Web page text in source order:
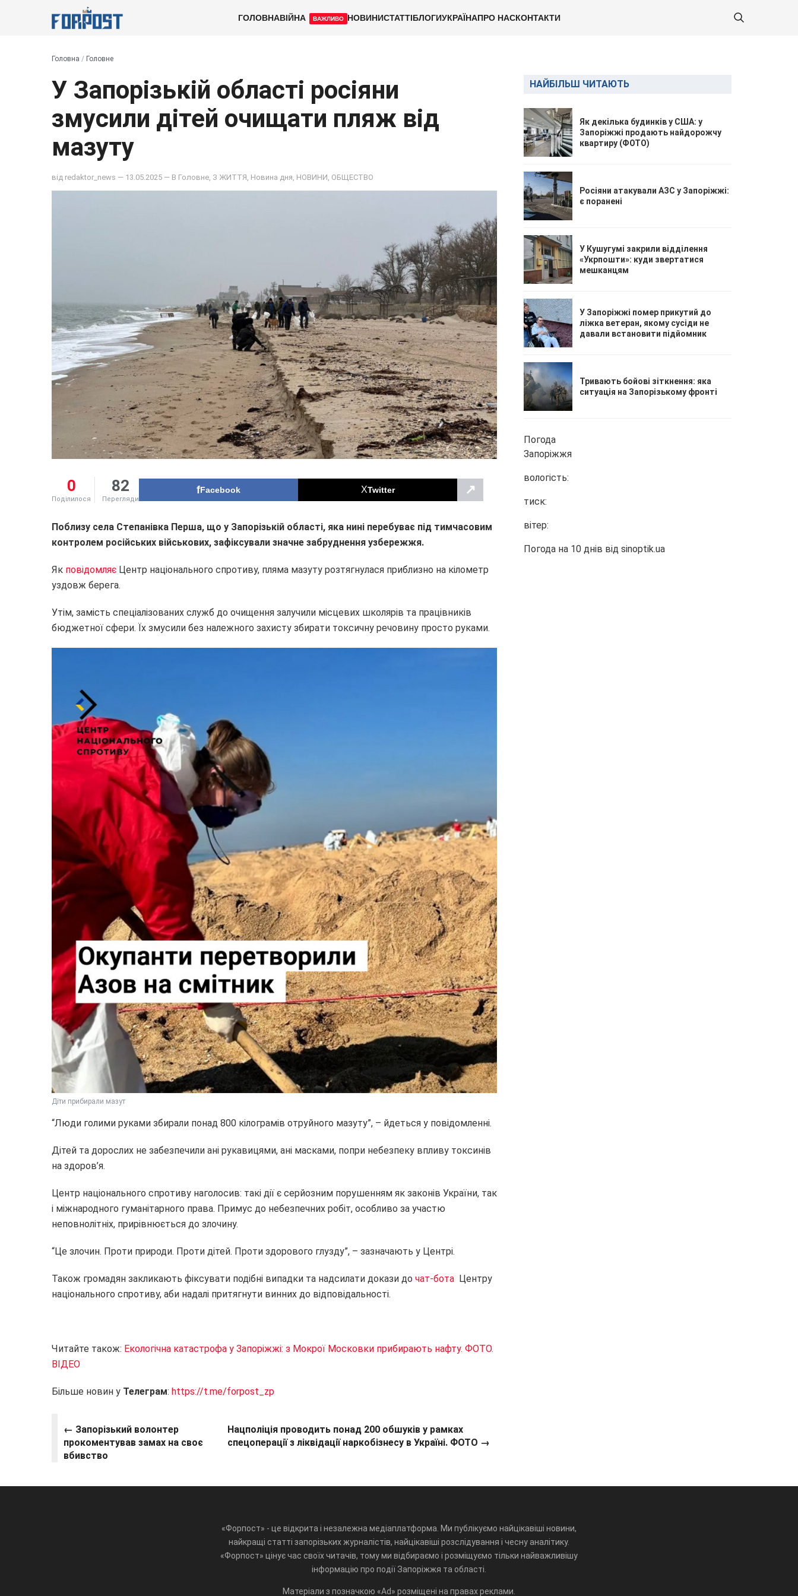
ГОЛОВНАВІЙНА ВАЖЛИВО НОВИНИСТАТТІБЛОГИУКРАЇНАПРО НАСКОНТАКТИ
Головна / Головне
У Запорізькій області росіяни
змусили дітей очищати пляж від
мазуту
від redaktor_news — 13.05.2025 — В Головне З ЖИТТЯ Новина дня НОВИНИ ОБЩЕСТВО
0
Поділилося
82
Перегляди
Facebook Twitter ↗
Поблизу села Степанівка Перша, що у Запорізькій області, яка нині перебуває під тимчасовим
контролем російських військових, зафіксували значне забруднення узбережжя.
Як повідомляє Центр національного спротиву, пляма мазуту розтягнулася приблизно на кілометр
уздовж берега.
Утім, замість спеціалізованих служб до очищення залучили місцевих школярів та працівників
бюджетної сфери. Їх змусили без належного захисту збирати токсичну речовину просто руками.
Діти прибирали мазут
“Люди голими руками збирали понад 800 кілограмів отруйного мазуту”, – йдеться у повідомленні.
Дітей та дорослих не забезпечили ані рукавицями, ані масками, попри небезпеку впливу токсинів
на здоров’я.
Центр національного спротиву наголосив: такі дії є серйозним порушенням як законів України, так
і міжнародного гуманітарного права. Примус до небезпечних робіт, особливо за участю
неповнолітніх, прирівнюється до злочину.
“Це злочин. Проти природи. Проти дітей. Проти здорового глузду”, – зазначають у Центрі.
Також громадян закликають фіксувати подібні випадки та надсилати докази до чат-бота Центру
національного спротиву, аби надалі притягнути винних до відповідальності.
Читайте також: Екологічна катастрофа у Запоріжжі: з Мокрої Московки прибирають нафту. ФОТО.
ВІДЕО
Більше новин у Телеграм: https://t.me/forpost_zp
← Запорізький волонтер
прокоментував замах на своє
вбивство
Нацполіція проводить понад 200 обшуків у рамках
спецоперації з ліквідації наркобізнесу в Україні. ФОТО →
НАЙБІЛЬШ ЧИТАЮТЬ
Як декілька будинків у США: у
Запоріжжі продають найдорожчу
квартиру (ФОТО)
Росіяни атакували АЗС у Запоріжжі:
є поранені
У Кушугумі закрили відділення
«Укрпошти»: куди звертатися
мешканцям
У Запоріжжі помер прикутий до
ліжка ветеран, якому сусіди не
давали встановити підйомник
Тривають бойові зіткнення: яка
ситуація на Запорізькому фронті
Погода
Запоріжжя
вологість:
тиск:
вітер:
Погода на 10 днів від sinoptik.ua
«Форпост» - це відкрита і незалежна медіаплатформа. Ми публікуємо найцікавіші новини,
найкращі статті запорізьких журналістів, найцікавіші розслідування і чесну аналітику.
«Форпост» цінує час своїх читачів, тому ми відбираємо і розміщуємо тільки найважливішу
інформацію про події Запоріжжя та області.
Матеріали з позначкою «Ad» розміщені на правах реклами.